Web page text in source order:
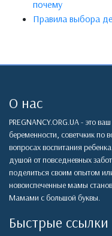
почему
Правила выбора
О нас
PREGNANCY.ORG.UA - это
беременности, советчкик по
вопросах воспитания
душой от повседневных
поделиться своим опытом
новоиспеченные мамы
Мамами с большой буквы.
Быстрые ссылки